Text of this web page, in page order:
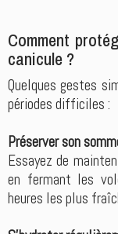
Comment
canicule ?
Quelques gestes
périodes difficiles :
Préserver son
Essayez de
en fermant les
heures les plus